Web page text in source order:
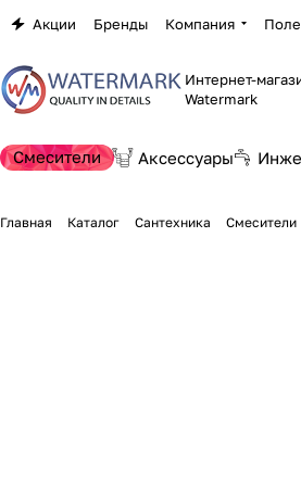
Акции Бренды Компания
Интернет-
Watermark
Смесители Аксессуары
Главная Каталог Сантехника Смесители